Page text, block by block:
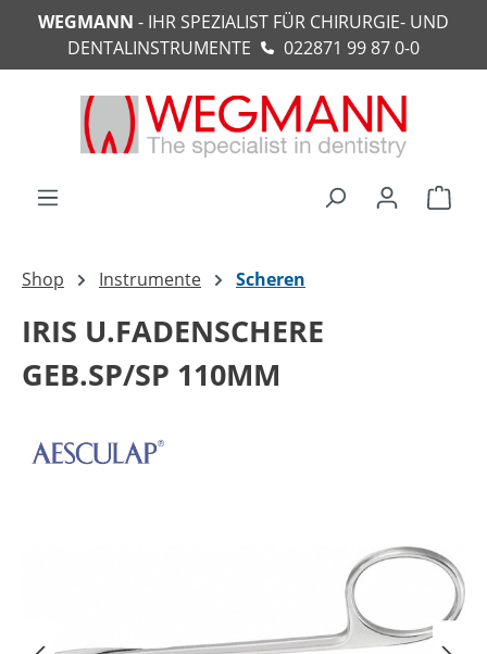
springen
WEGMANN - IHR SPEZIALIST FÜR CHIRURGIE- UND
DENTALINSTRUMENTE
022871 99 87 0-0
Shop Instrumente Scheren
IRIS U.FADENSCHERE
GEB.SP/SP 110MM